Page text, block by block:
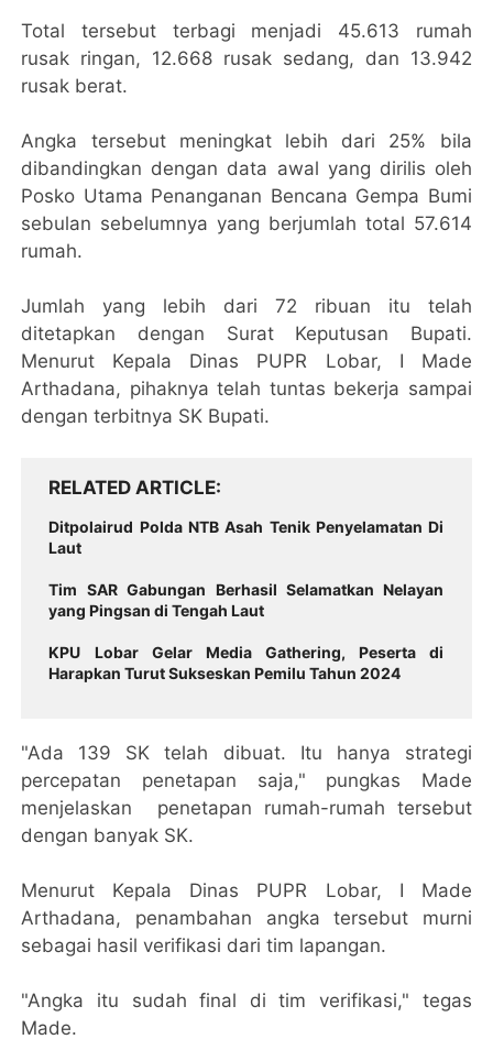
Total tersebut terbagi menjadi 45.613 rumah
rusak ringan, 12.668 rusak sedang, dan 13.942
rusak berat.
Angka tersebut meningkat lebih dari 25% bila
dibandingkan dengan data awal yang dirilis oleh
Posko Utama Penanganan Bencana Gempa Bumi
sebulan sebelumnya yang berjumlah total 57.614
rumah.
Jumlah yang lebih dari 72 ribuan itu telah
ditetapkan dengan Surat Keputusan Bupati.
Menurut Kepala Dinas PUPR Lobar, I Made
Arthadana, pihaknya telah tuntas bekerja sampai
dengan terbitnya SK Bupati.
RELATED ARTICLE
Ditpolairud Polda NTB Asah Tenik Penyelamatan Di
Laut
Tim SAR Gabungan Berhasil Selamatkan Nelayan
yang Pingsan di Tengah Laut
KPU Lobar Gelar Media Gathering, Peserta di
Harapkan Turut Sukseskan Pemilu Tahun 2024
"Ada 139 SK telah dibuat. Itu hanya strategi
percepatan penetapan saja," pungkas Made
menjelaskan penetapan rumah-rumah tersebut
dengan banyak SK.
Menurut Kepala Dinas PUPR Lobar, I Made
Arthadana, penambahan angka tersebut murni
sebagai hasil verifikasi dari tim lapangan.
"Angka itu sudah final di tim verifikasi," tegas
Made.